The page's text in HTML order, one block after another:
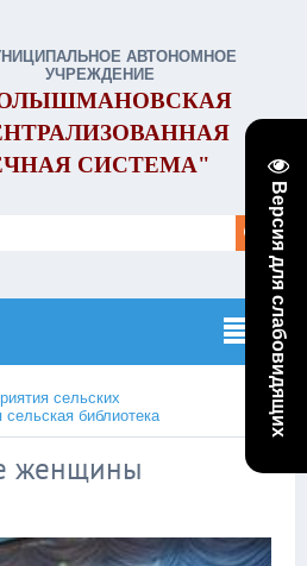
Версия для слабовидящих
АВТОНОМНОЕ
УЧРЕЖДЕНИЕ
СИСТЕМА"
сельских
библиотека
женщины